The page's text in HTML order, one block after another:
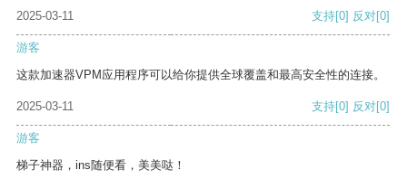
2025-03-11 支持[0] 反对[0]
游客
这款加速器VPM应用程序可以给你提供全球覆盖和最高安全性的连接。
2025-03-11 支持[0] 反对[0]
游客
梯子神器，ins随便看，美美哒！